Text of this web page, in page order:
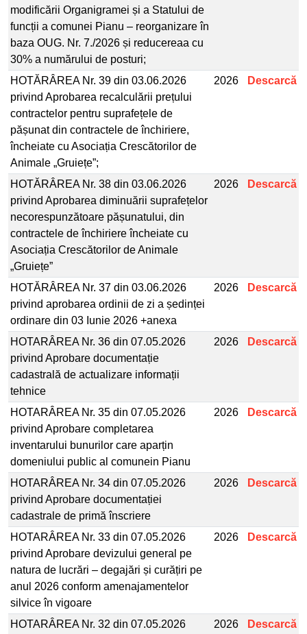
modificării Organigramei și a Statului de
funcții a comunei Pianu – reorganizare în
baza OUG. Nr. 7./2026 și reducereaa cu
30% a numărului de posturi;
HOTĂRÂREA Nr. 39 din 03.06.2026
privind Aprobarea recalculării prețului
contractelor pentru suprafețele de
pășunat din contractele de închiriere,
încheiate cu Asociația Crescătorilor de
Animale „Gruiețe”;
2026 Descarcă
HOTĂRÂREA Nr. 38 din 03.06.2026
privind Aprobarea diminuării suprafețelor
necorespunzătoare pășunatului, din
contractele de închiriere încheiate cu
Asociația Crescătorilor de Animale
„Gruiețe”
2026 Descarcă
HOTĂRÂREA Nr. 37 din 03.06.2026
privind aprobarea ordinii de zi a ședinței
ordinare din 03 Iunie 2026 +anexa
2026 Descarcă
HOTARÂREA Nr. 36 din 07.05.2026
privind Aprobare documentație
cadastrală de actualizare informații
tehnice
2026 Descarcă
HOTARÂREA Nr. 35 din 07.05.2026
privind Aprobare completarea
inventarului bunurilor care aparțin
domeniului public al comunein Pianu
2026 Descarcă
HOTARÂREA Nr. 34 din 07.05.2026
privind Aprobare documentației
cadastrale de primă înscriere
2026 Descarcă
HOTARÂREA Nr. 33 din 07.05.2026
privind Aprobare devizului general pe
natura de lucrări – degajări și curățiri pe
anul 2026 conform amenajamentelor
silvice în vigoare
2026 Descarcă
HOTARÂREA Nr. 32 din 07.05.2026
2026 Descarcă